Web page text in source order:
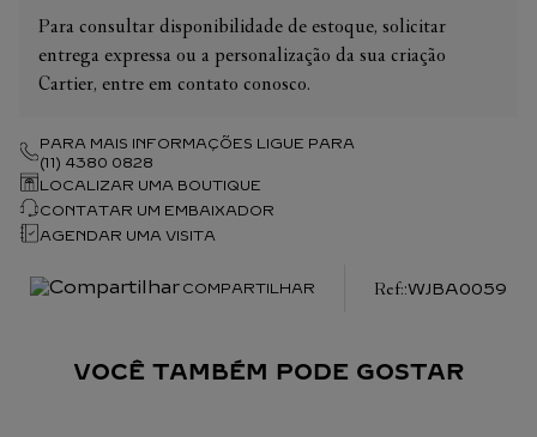
Para consultar disponibilidade de estoque, solicitar
entrega expressa ou a personalização da sua criação
Cartier, entre em contato conosco.
PARA MAIS INFORMAÇÕES LIGUE PARA
(11) 4380 0828
LOCALIZAR UMA BOUTIQUE
CONTATAR UM EMBAIXADOR
AGENDAR UMA VISITA
COMPARTILHAR :WJBA0059
VOCÊ TAMBÉM PODE GOSTAR